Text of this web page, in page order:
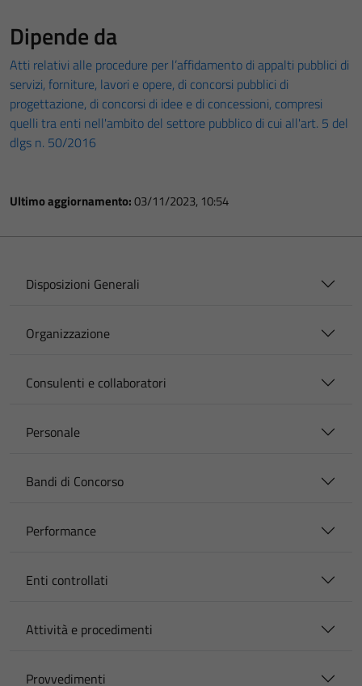
Dipende da
Atti relativi alle procedure per l’affidamento di appalti pubblici di
servizi, forniture, lavori e opere, di concorsi pubblici di
progettazione, di concorsi di idee e di concessioni, compresi
quelli tra enti nell'ambito del settore pubblico di cui all'art. 5 del
dlgs n. 50/2016
Ultimo aggiornamento:03/11/2023, 10:54
Disposizioni Generali
Organizzazione
Consulenti e collaboratori
Personale
Bandi di Concorso
Performance
Enti controllati
Attività e procedimenti
Provvedimenti